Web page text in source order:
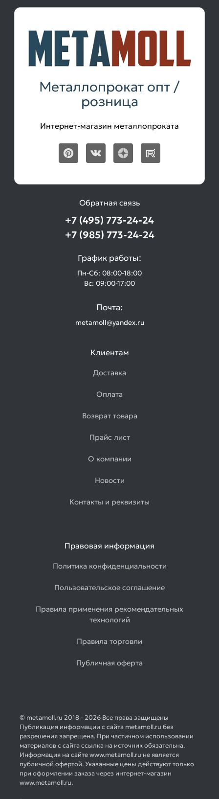
Металлопрокат опт /
розница
Интернет-магазин металлопроката
Обратная связь
+7 (495) 773-24-24
+7 (985) 773-24-24
График работы:
Пн-Сб: 08:00-18:00
Вс: 09:00-17:00
Почта:
metamoll@yandex.ru
Клиентам
Доставка
Оплата
Возврат товара
Прайс лист
О компании
Новости
Контакты и реквизиты
Правовая информация
Политика конфиденциальности
Пользовательское соглашение
Правила применения рекомендательных
технологий
Правила торговли
Публичная оферта
© metamoll.ru 2018 - 2026 Все права защищены
Публикация информации с сайта metamoll.ru без
разрешения запрещена. При частичном использовании
материалов с сайта ссылка на источник обязательна.
Информация на сайте www.metamoll.ru не является
публичной офертой. Указанные цены действуют только
при оформлении заказа через интернет-магазин
www.metamoll.ru.